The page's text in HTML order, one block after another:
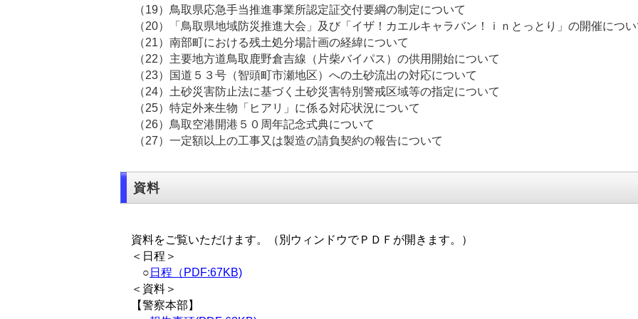
（19）鳥取県応急手当推進事業所認定証交付要綱の制定について
（20）「鳥取県地域防災推進大会」及び「イザ！カエルキャラバン！ｉｎと
（21）南部町における残土処分場計画の経緯について
（22）主要地方道鳥取鹿野倉吉線（片柴バイパス）の供用開始について
（23）国道５３号（智頭町市瀬地区）への土砂流出の対応について
（24）土砂災害防止法に基づく土砂災害特別警戒区域等の指定について
（25）特定外来生物「ヒアリ」に係る対応状況について
（26）鳥取空港開港５０周年記念式典について
（27）一定額以上の工事又は製造の請負契約の報告について
資料
資料をご覧いただけます。（別ウィンドウでＰＤＦが開きます。）
＜日程＞
○ 日程（PDF:67KB)
＜資料＞
【警察本部】